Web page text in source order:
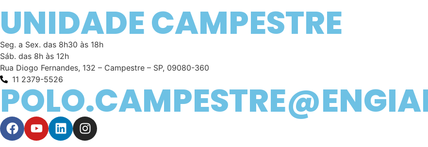
UNIDADE CAMPESTRE
Seg. a Sex. das 8h30 às 18h
Sáb. das 8h às 12h
Rua Diogo Fernandes, 132 – Campestre – SP, 09080-360
11 2379-5526